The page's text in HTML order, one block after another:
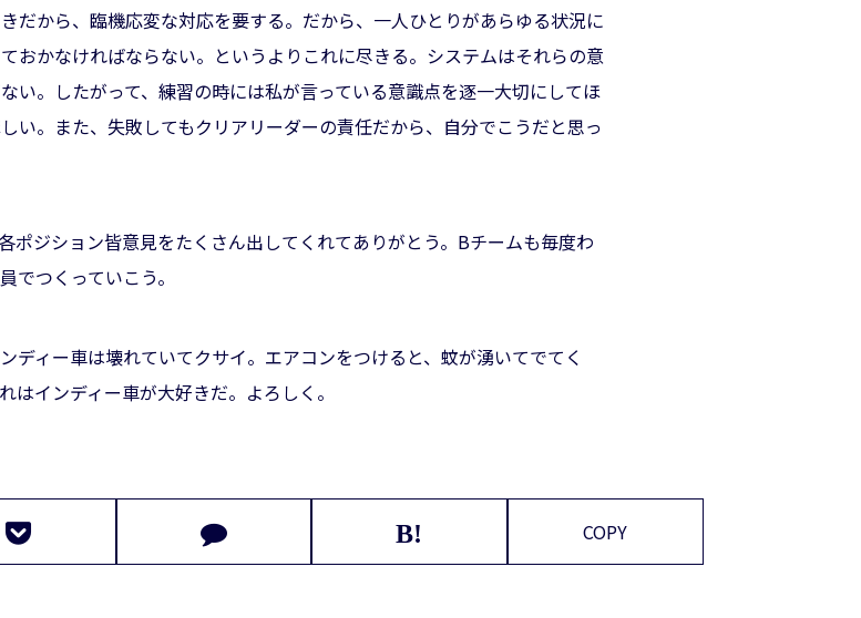
だから、臨機応変な対応を要する。だから、一人ひとりがあらゆる状況に
おかなければならない。というよりこれに尽きる。システムはそれらの意
い。したがって、練習の時には私が言っている意識点を逐一大切にしてほ
い。また、失敗してもクリアリーダーの責任だから、自分でこうだと思っ
ポジション皆意見をたくさん出してくれてありがとう。Bチームも毎度わ
でつくっていこう。
ディー車は壊れていてクサイ。エアコンをつけると、蚊が湧いてでてく
インディー車が大好きだ。よろしく。
COPY